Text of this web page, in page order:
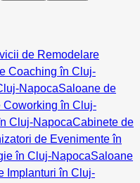
de Remodelare
Coaching în Cluj-
NapocaSaloane de
Coworking în Cluj-
Cluj-NapocaCabinete de
de Evenimente în
în Cluj-NapocaSaloane
Implanturi în Cluj-